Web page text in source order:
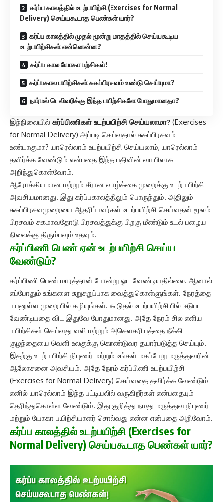
கர்ப்ப காலத்தில் உடற்பயிற்சி (Exercises for Normal
Delivery) செய்யகூடாத பெண்கள் யார்?
கர்ப்ப காலத்தில் முதல் மூன்று மாதத்தில் செய்யகூடிய
உடற்பயிற்சிகள் என்னென்ன?
கர்ப்ப கால யோகா பற்சிகள்!
கர்ப்பகால பயிற்சிகள் சுகப்பிரசவம் உண்டு செய்யுமா?
நார்மல் டெலிவரிக்கு இந்த பயிற்சிகளே போதுமானதா?
இந்நிலையில் கர்ப்பிணிகள் உடற்பயிற்சி செய்யலாமா? (Exercises
for Normal Delivery) அப்படி செய்வதால் சுகப்பிரசவம்
உண்டாகுமா? யாரெல்லாம் உடற்பயிற்சி செய்யலாம், யாரெல்லாம்
தவிர்க்க வேண்டும் என்பதை இந்த பதிவின் வாயிலாக
அறிந்துகொள்வோம்.
ஆரோக்கியமான மற்றும் சீரான வாழ்க்கை முறைக்கு உடற்பயிற்சி
அவசியமானது. இது கர்ப்பகாலத்திலும் பொருந்தும். அதிலும்
சுகப்பிரசவமுறையை ஆதரிப்பவர்கள் உடற்பயிற்சி செய்வதன் மூலம்
பிரசவம் சுகமாவதோடு பிரசவத்துக்கு பிறகு மீண்டும் உடல் பழைய
நிலைக்கு திரும்பவும் உதவும்.
கர்ப்பிணி பெண் ஏன் உடற்பயிற்சி செய்ய
வேண்டும்?
கர்ப்பிணி பெண் மாரத்தான் போன்று ஓட வேண்டியதில்லை. ஆனால்
எப்போதும் உங்களை சுறுசுறுப்பாக வைத்துகொள்ளுங்கள். நேரத்தை
பயனுள்ள முறையில் கழியுங்கள். கூடுதல் உடற்பயிற்சியில் ஈடுபட
வேண்டியதை விட இதுவே போதுமானது. அதே நேரம் சில எளிய
பயிற்சிகள் செய்வது வலி மற்றும் அசெளகரியத்தை நீக்கி
குழந்தையை வெளி உலகுக்கு கொண்டுவர தயார்படுத்த செய்யும்.
இதற்கு உடற்பயிற்சி நிபுணர் மற்றும் உங்கள் மகப்பேறு மருத்துவரின்
ஆலோசனை அவசியம். அதே நேரம் கர்ப்பிணி உடற்பயிற்சி
(Exercises for Normal Delivery) செய்வதை தவிர்க்க வேண்டும்
எனில் யாரெல்லாம் இந்த பட்டியலில் வருகிறீர்கள் என்பதையும்
தெரிந்துகொள்ள வேண்டும். இது குறித்து நமது மருத்துவ நிபுணர்
மற்றும் யோகா பயிற்சியாளர் சொல்வது என்ன என்பதை அறிவோம்.
கர்ப்ப காலத்தில் உடற்பயிற்சி (Exercises for
Normal Delivery) செய்யகூடாத பெண்கள் யார்?